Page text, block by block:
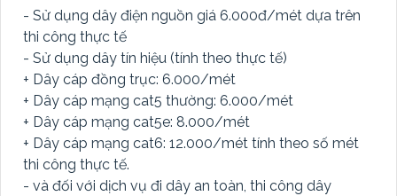
- Sử dụng dây điện nguồn giá 6.000đ/mét dựa trên
thi công thực tế
- Sử dụng dây tín hiệu (tính theo thực tế)
+ Dây cáp đồng trục: 6.000/mét
+ Dây cáp mạng cat5 thường: 6.000/mét
+ Dây cáp mạng cat5e: 8.000/mét
+ Dây cáp mạng cat6: 12.000/mét tính theo số mét
thi công thực tế.
- và đối với dịch vụ đi dây an toàn, thi công dây